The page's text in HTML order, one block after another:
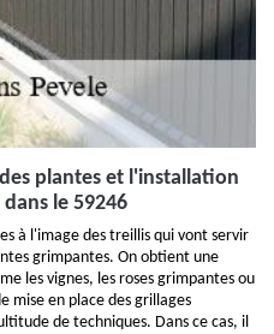
plantes et l'installation
le 59246
à l'image des treillis qui vont servir
grimpantes. On obtient une
les vignes, les roses grimpantes ou
mise en place des grillages
de techniques. Dans ce cas, il